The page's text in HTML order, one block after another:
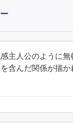
主人公のように
含んだ関係が描